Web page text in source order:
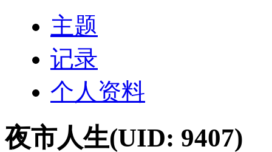
主题
记录
个人资料
夜市人生(UID: 9407)